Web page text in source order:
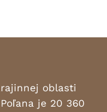
oblasti
je 20 360